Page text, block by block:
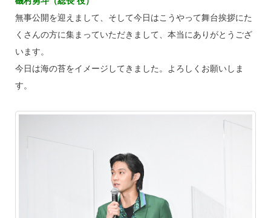
無事公開を迎えまして、そして今日はこうやって舞台挨拶にた
くさんの方に集まっていただきまして、本当にありがとうござ
います。
今日は海の苔をイメージしてきました。よろしくお願いしま
す。